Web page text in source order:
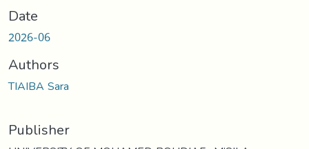
Date
2026-06
Authors
TIAIBA Sara
Publisher